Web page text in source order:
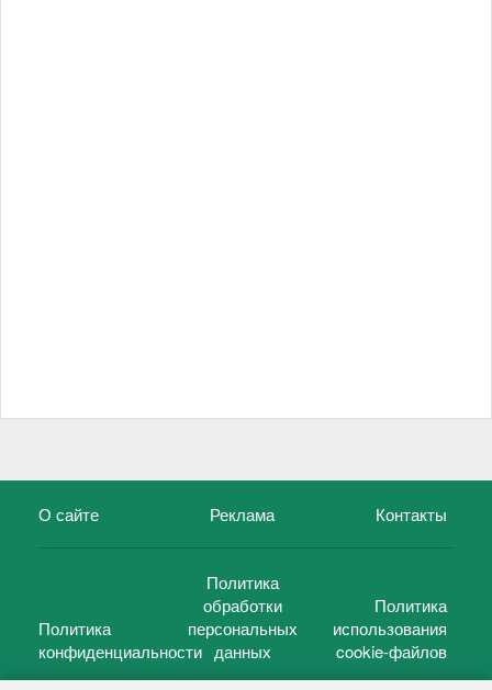
О сайте Реклама Контакты
Политика
конфиденциальности
Политика
обработки
персональных
данных
Политика
использования
cookie-файлов